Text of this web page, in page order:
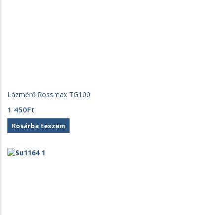
Lázmérő Rossmax TG100
1 450Ft
Kosárba teszem